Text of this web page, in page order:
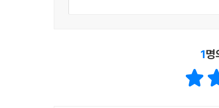
1명